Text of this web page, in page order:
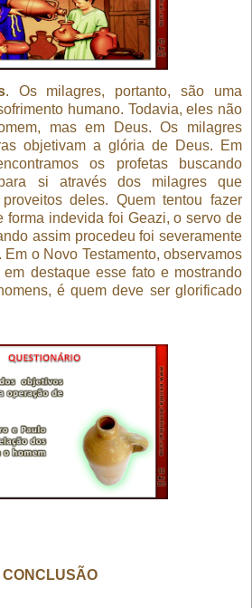
. Os milagres, portanto, são uma
humano. Todavia, eles não
mas em Deus. Os milagres
objetivam a glória de Deus. Em
os profetas buscando
si através dos milagres que
deles. Quem tentou fazer
forma indevida foi Geazi, o servo de
assim procedeu foi severamente
o Novo Testamento, observamos
destaque esse fato e mostrando
é quem deve ser glorificado
CONCLUSÃO